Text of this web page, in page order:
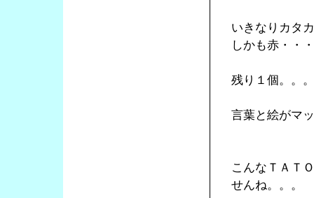
いきなりカタ
しかも赤・・・
残り１個。。
言葉と絵がマ
こんなＴＡＴ
せんね。。。